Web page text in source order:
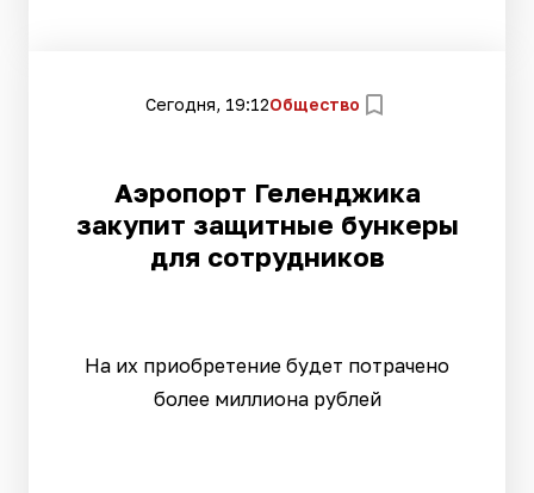
Сегодня, 19:12Общество
Аэропорт Геленджика
закупит защитные бункеры
для сотрудников
На их приобретение будет потрачено
более миллиона рублей